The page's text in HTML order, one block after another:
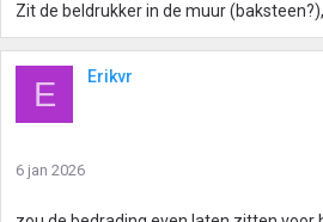
Zit de beldrukker in de muur
E Erikvr
6 jan 2026